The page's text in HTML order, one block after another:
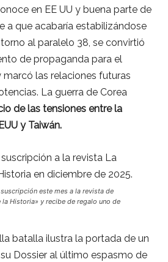
en EE UU y buena parte de
a que acabaría estabilizándose
al paralelo 38, se convirtió
de propaganda para el
las relaciones futuras
La guerra de Corea
de las tensiones entre la
y Taiwán.
este mes a la revista de
la Historia» y recibe de regalo uno de
batalla ilustra la portada de un
Dossier al último espasmo de